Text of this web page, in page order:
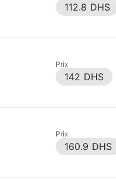
112.8 DHS
Prix
142 DHS
Prix
160.9 DHS